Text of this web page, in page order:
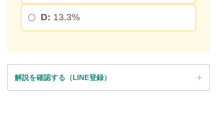
D: 13.3%
解説を確認する（LINE登録）